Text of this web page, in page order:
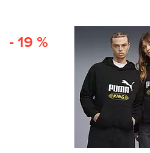
- 19 %